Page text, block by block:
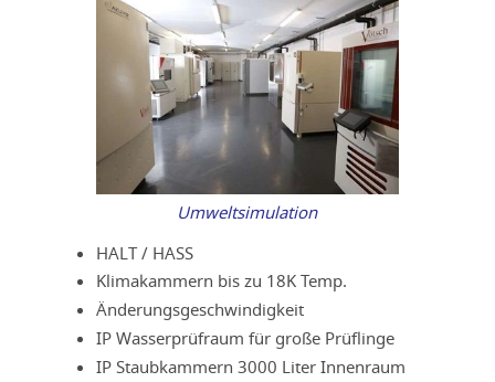
Umweltsimulation
HALT / HASS
Klimakammern bis zu 18K Temp.
Änderungsgeschwindigkeit
IP Wasserprüfraum für große Prüflinge
IP Staubkammern 3000 Liter Innenraum